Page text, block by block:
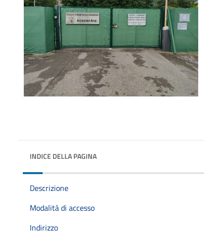
INDICE DELLA PAGINA
Descrizione
Modalità di accesso
Indirizzo